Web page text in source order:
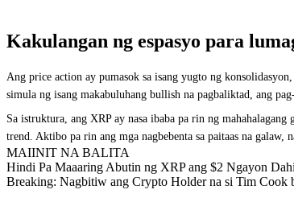
Kakulangan ng espasyo para
Ang price action ay pumasok sa isang yugto ng
simula ng isang makabuluhang bullish na pagbaliktad, ang
Sa istruktura, ang XRP ay nasa ibaba pa rin ng
trend. Aktibo pa rin ang mga nagbebenta sa paitaas na galaw,
MAIINIT NA BALITA
Hindi Pa Maaaring Abutin ng XRP ang $2 Ngayon
Breaking: Nagbitiw ang Crypto Holder na si Tim Cook